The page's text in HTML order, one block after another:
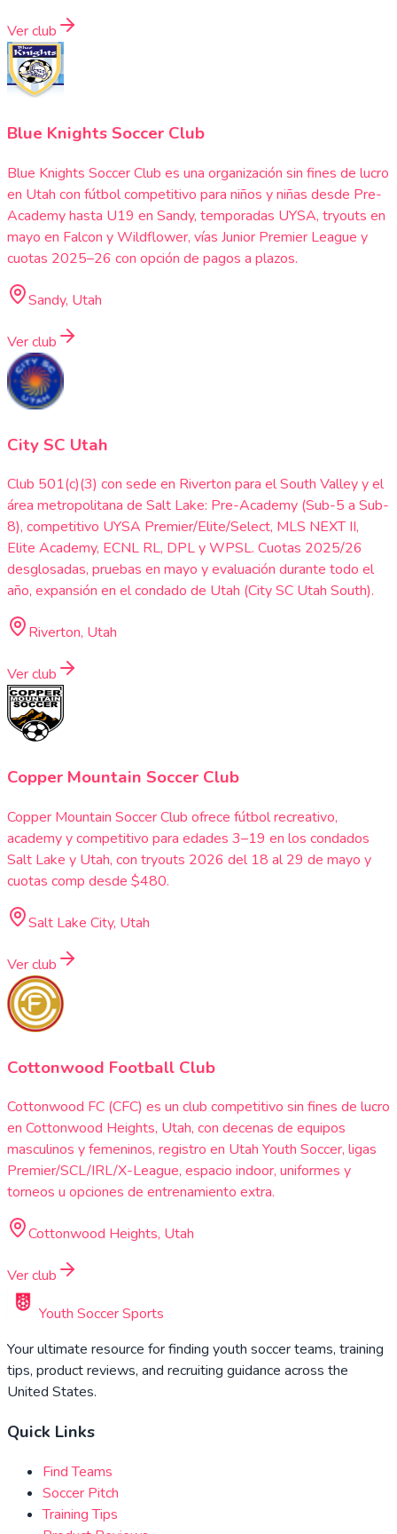
Ver club
Blue Knights Soccer Club
Blue Knights Soccer Club es una organización sin fines de lucro
en Utah con fútbol competitivo para niños y niñas desde Pre-
Academy hasta U19 en Sandy, temporadas UYSA, tryouts en
mayo en Falcon y Wildflower, vías Junior Premier League y
cuotas 2025–26 con opción de pagos a plazos.
Sandy, Utah
Ver club
City SC Utah
Club 501(c)(3) con sede en Riverton para el South Valley y el
área metropolitana de Salt Lake: Pre-Academy (Sub-5 a Sub-
8), competitivo UYSA Premier/Elite/Select, MLS NEXT II,
Elite Academy, ECNL RL, DPL y WPSL. Cuotas 2025/26
desglosadas, pruebas en mayo y evaluación durante todo el
año, expansión en el condado de Utah (City SC Utah South).
Riverton, Utah
Ver club
Copper Mountain Soccer Club
Copper Mountain Soccer Club ofrece fútbol recreativo,
academy y competitivo para edades 3–19 en los condados
Salt Lake y Utah, con tryouts 2026 del 18 al 29 de mayo y
cuotas comp desde $480.
Salt Lake City, Utah
Ver club
Cottonwood Football Club
Cottonwood FC (CFC) es un club competitivo sin fines de lucro
en Cottonwood Heights, Utah, con decenas de equipos
masculinos y femeninos, registro en Utah Youth Soccer, ligas
Premier/SCL/IRL/X-League, espacio indoor, uniformes y
torneos u opciones de entrenamiento extra.
Cottonwood Heights, Utah
Ver club
Youth Soccer Sports
Your ultimate resource for finding youth soccer teams, training
tips, product reviews, and recruiting guidance across the
United States.
Quick Links
Find Teams
Soccer Pitch
Training Tips